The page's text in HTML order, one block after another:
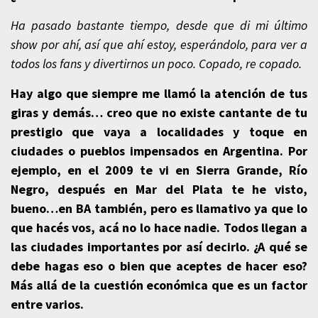
Ha pasado bastante tiempo, desde que di mi último
show por ahí, así que ahí estoy, esperándolo, para ver a
todos los fans y divertirnos un poco. Copado, re copado.
Hay algo que siempre me llamó la atención de tus
giras y demás… creo que no existe cantante de tu
prestigio que vaya a localidades y toque en
ciudades o pueblos impensados en Argentina. Por
ejemplo, en el 2009 te vi en Sierra Grande, Río
Negro, después en Mar del Plata te he visto,
bueno…en BA también, pero es llamativo ya que lo
que hacés vos, acá no lo hace nadie. Todos llegan a
las ciudades importantes por así decirlo. ¿A qué se
debe hagas eso o bien que aceptes de hacer eso?
Más allá de la cuestión económica que es un factor
entre varios.